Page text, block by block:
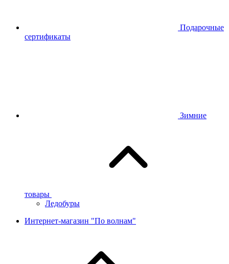
Подарочные
сертификаты
Зимние
товары
Ледобуры
Интернет-магазин "По волнам"